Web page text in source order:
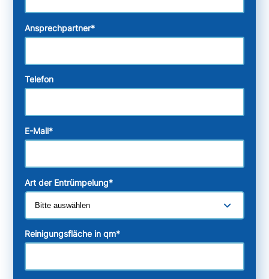
Ansprechpartner*
Telefon
E-Mail*
Art der Entrümpelung*
Reinigungsfläche in qm*